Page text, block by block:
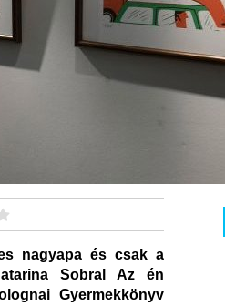
nagyapa és csak a
Sobral Az én
Gyermekkönyv